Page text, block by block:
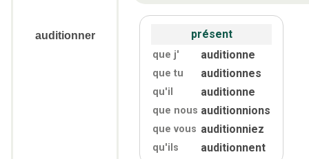
auditionner présent
que j' auditionne
que tu auditionnes
qu'il auditionne
que nous auditionnions
que vous auditionniez
qu'ils auditionnent